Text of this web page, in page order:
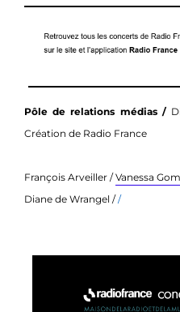
Pôle de relations médias /
Création de Radio France
François Arveiller /Vanessa
Diane de Wrangel //